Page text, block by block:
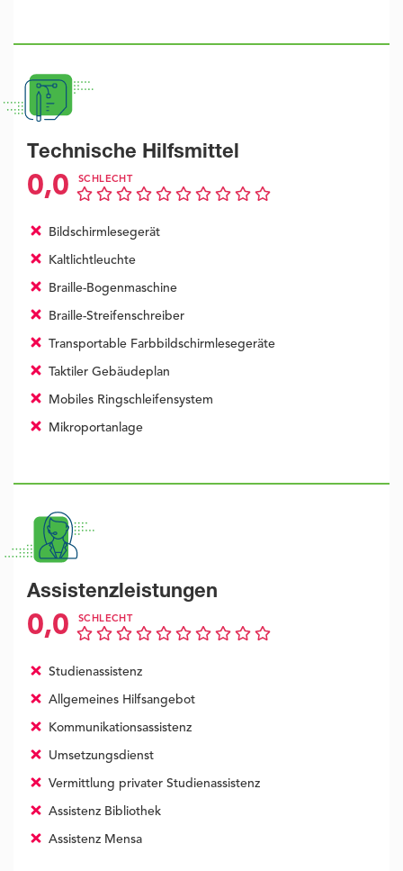
Technische Hilfsmittel
0,0 SCHLECHT
Bildschirmlesegerät
Kaltlichtleuchte
Braille-Bogenmaschine
Braille-Streifenschreiber
Transportable Farbbildschirmlesegeräte
Taktiler Gebäudeplan
Mobiles Ringschleifensystem
Mikroportanlage
Assistenzleistungen
0,0 SCHLECHT
Studienassistenz
Allgemeines Hilfsangebot
Kommunikationsassistenz
Umsetzungsdienst
Vermittlung privater Studienassistenz
Assistenz Bibliothek
Assistenz Mensa